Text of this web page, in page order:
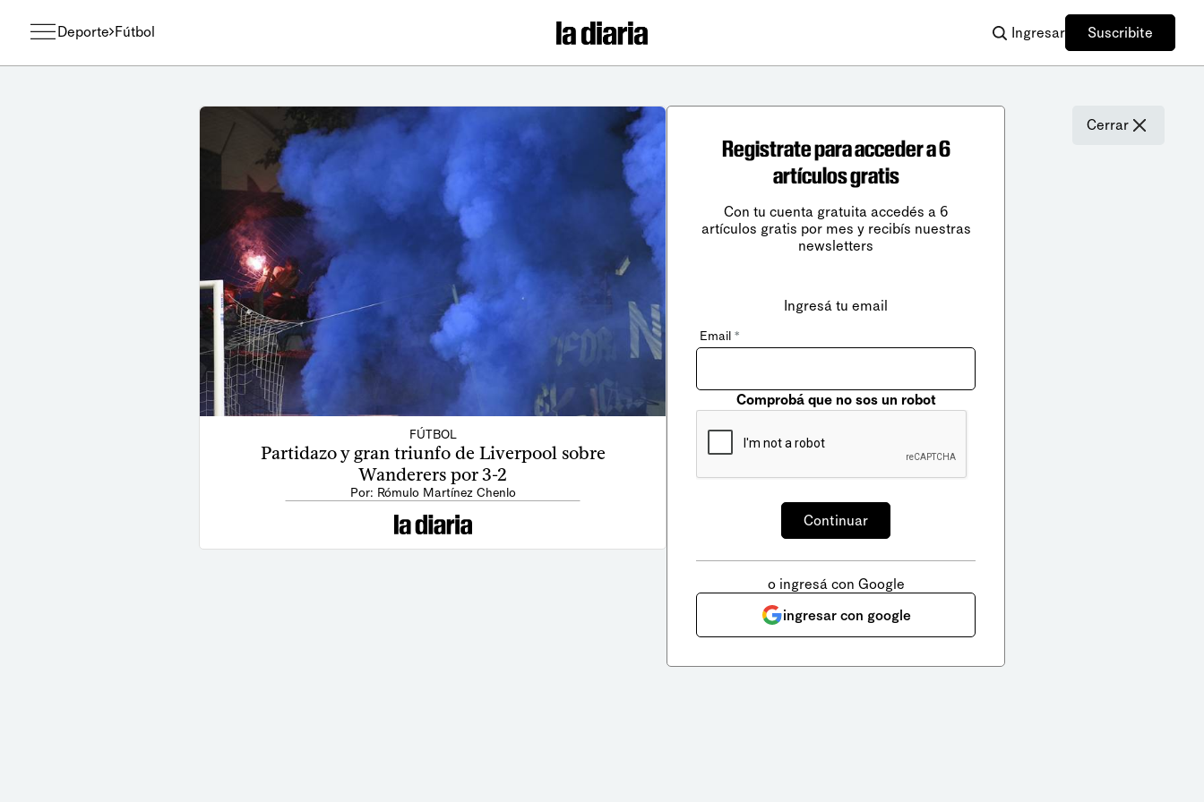
Deporte Fútbol Ingresar Suscribite
FÚTBOL
Partidazo y gran triunfo de Liverpool sobre
Wanderers por 3-2
Por: Rómulo Martínez Chenlo
Cerrar
Registrate para acceder a 6
artículos gratis
Con tu cuenta gratuita accedés a 6
artículos gratis por mes y recibís nuestras
newsletters
Ingresá tu email
Email *
Comprobá que no sos un robot
o ingresá con Google
ingresar con google